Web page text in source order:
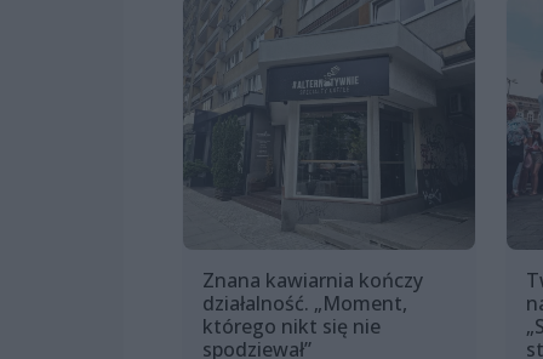
Znana kawiarnia kończy
działalność. „Moment,
którego nikt się nie
spodziewał”